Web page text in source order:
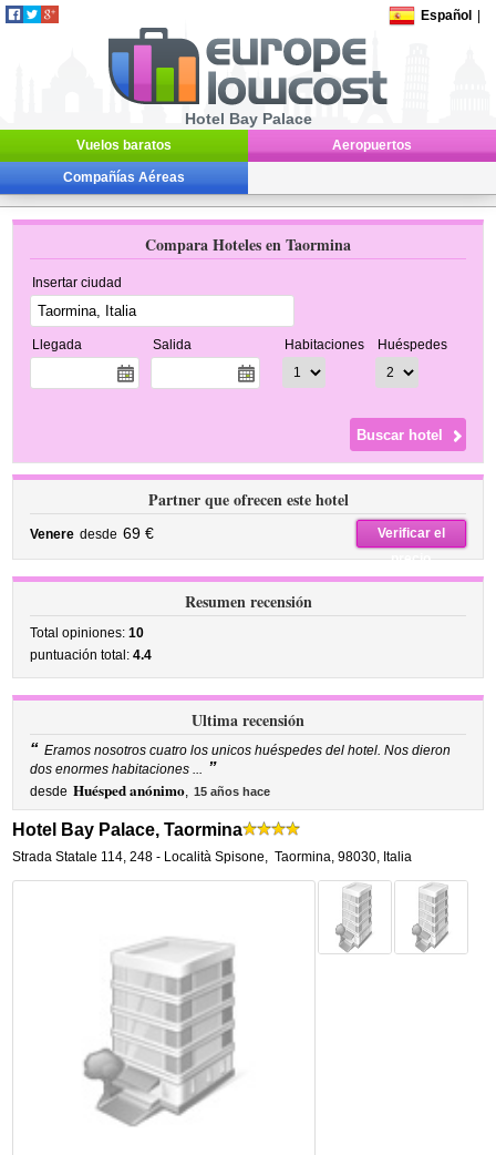
Español
Hotel Bay Palace
Vuelos baratos Aeropuertos
Compañías Aéreas
Compara Hoteles en Taormina
Insertar ciudad
Llegada Salida Habitaciones Huéspedes
Partner que ofrecen este hotel
Venere desde 69 €
Verificar el
precio
Resumen recensión
Total opiniones:10
puntuación total:4.4
Ultima recensión
“ Eramos nosotros cuatro los unicos huéspedes del hotel. Nos dieron
dos enormes habitaciones ... ”
desde Huésped anónimo, 15 años hace
Hotel Bay Palace, Taormina
Strada Statale 114, 248 - Località Spisone, Taormina,98030, Italia